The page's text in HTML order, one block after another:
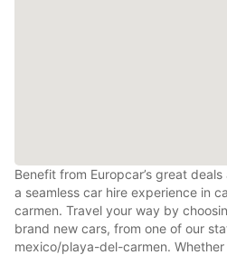
Benefit from Europcar’s great
a seamless car hire experience in
carmen. Travel your way by
brand new cars, from one of our
mexico/playa-del-carmen.